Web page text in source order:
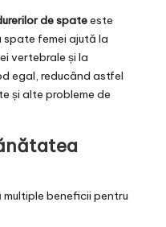
de spateeste
spate femei ajută la
vertebrale și la
egal, reducând astfel
și alte probleme de
beneficii pentru